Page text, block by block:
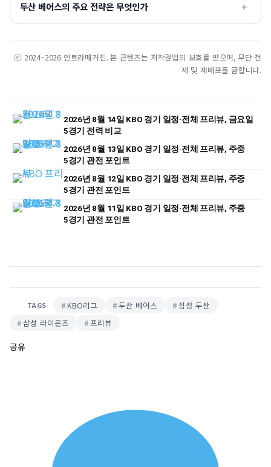
두산 베어스의 주요 전략은 무엇인가
ⓒ 2024–2026 인트라매거진. 본 콘텐츠는 저작권법의 보호를 받으며, 무단 전
재 및 재배포를 금합니다.
2026년 8월 14일 KBO 경기 일정·전체 프리뷰, 금요일
5경기 전력 비교
2026년 8월 13일 KBO 경기 일정·전체 프리뷰, 주중
5경기 관전 포인트
2026년 8월 12일 KBO 경기 일정·전체 프리뷰, 주중
5경기 관전 포인트
2026년 8월 11일 KBO 경기 일정·전체 프리뷰, 주중
5경기 관전 포인트
TAGS KBO리그 두산 베어스
삼성 두산
삼성 라이온즈
프리뷰
공유